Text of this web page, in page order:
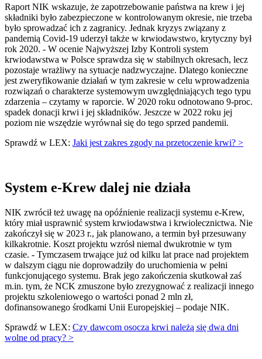
Raport NIK wskazuje, że zapotrzebowanie państwa na krew i jej
składniki było zabezpieczone w kontrolowanym okresie, nie trzeba
było sprowadzać ich z zagranicy. Jednak kryzys związany z
pandemią Covid-19 uderzył także w krwiodawstwo, krytyczny był
rok 2020. - W ocenie Najwyższej Izby Kontroli system
krwiodawstwa w Polsce sprawdza się w stabilnych okresach, lecz
pozostaje wrażliwy na sytuacje nadzwyczajne. Dlatego konieczne
jest zweryfikowanie działań w tym zakresie w celu wprowadzenia
rozwiązań o charakterze systemowym uwzględniających tego typu
zdarzenia – czytamy w raporcie. W 2020 roku odnotowano 9-proc.
spadek donacji krwi i jej składników. Jeszcze w 2022 roku jej
poziom nie wszędzie wyrównał się do tego sprzed pandemii.
Sprawdź w LEX: Jaki jest zakres zgody na przetoczenie krwi? >
System e-Krew dalej nie działa
NIK zwrócił też uwagę na opóźnienie realizacji systemu e-Krew,
który miał usprawnić system krwiodawstwa i krwiolecznictwa. Nie
zakończył się w 2023 r., jak planowano, a termin był przesuwany
kilkakrotnie. Koszt projektu wzrósł niemal dwukrotnie w tym
czasie. - Tymczasem trwające już od kilku lat prace nad projektem
w dalszym ciągu nie doprowadziły do uruchomienia w pełni
funkcjonującego systemu. Brak jego zakończenia skutkował zaś
m.in. tym, że NCK zmuszone było zrezygnować z realizacji innego
projektu szkoleniowego o wartości ponad 2 mln zł,
dofinansowanego środkami Unii Europejskiej – podaje NIK.
Sprawdź w LEX: Czy dawcom osocza krwi należą się dwa dni
wolne od pracy? >